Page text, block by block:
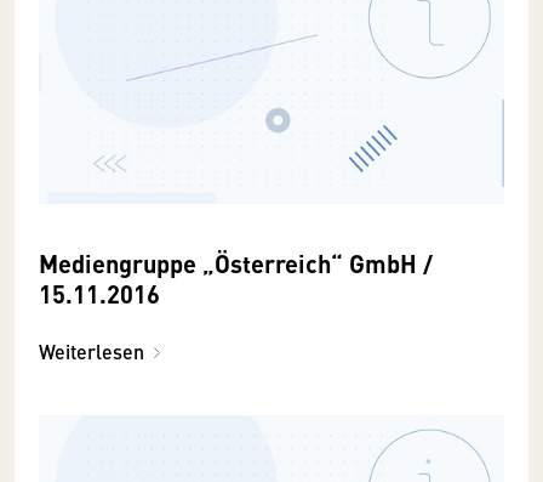
Mediengruppe „Österreich“ GmbH /
15.11.2016
Weiterlesen